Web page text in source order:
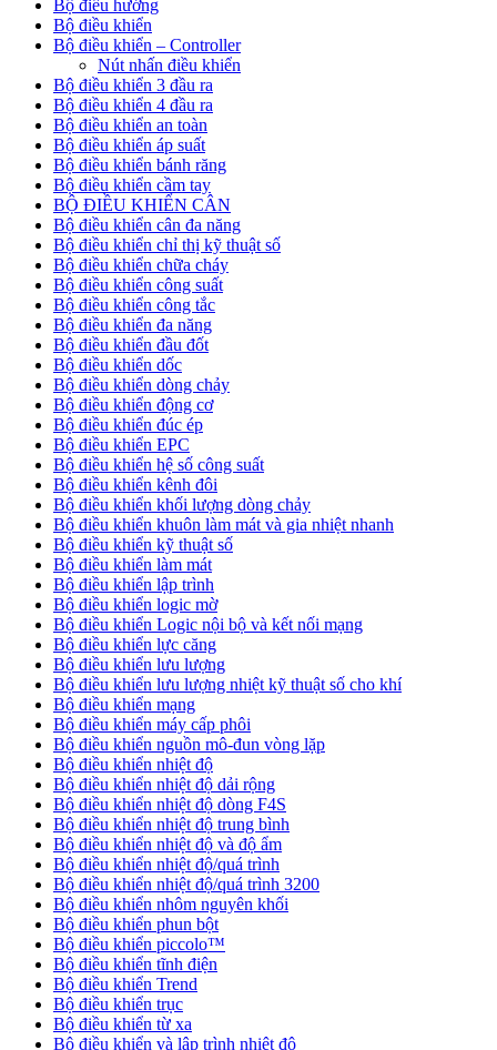
Bộ điều hướng
Bộ điều khiển
Bộ điều khiển – Controller
Nút nhấn điều khiển
Bộ điều khiển 3 đầu ra
Bộ điều khiển 4 đầu ra
Bộ điều khiển an toàn
Bộ điều khiển áp suất
Bộ điều khiển bánh răng
Bộ điều khiển cầm tay
BỘ ĐIỀU KHIỂN CÂN
Bộ điều khiển cân đa năng
Bộ điều khiển chỉ thị kỹ thuật số
Bộ điều khiển chữa cháy
Bộ điều khiển công suất
Bộ điều khiển công tắc
Bộ điều khiển đa năng
Bộ điều khiển đầu đốt
Bộ điều khiển dốc
Bộ điều khiển dòng chảy
Bộ điều khiển động cơ
Bộ điều khiển đúc ép
Bộ điều khiển EPC
Bộ điều khiển hệ số công suất
Bộ điều khiển kênh đôi
Bộ điều khiển khối lượng dòng chảy
Bộ điều khiển khuôn làm mát và gia nhiệt nhanh
Bộ điều khiển kỹ thuật số
Bộ điều khiển làm mát
Bộ điều khiển lập trình
Bộ điều khiển logic mờ
Bộ điều khiển Logic nội bộ và kết nối mạng
Bộ điều khiển lực căng
Bộ điều khiển lưu lượng
Bộ điều khiển lưu lượng nhiệt kỹ thuật số cho khí
Bộ điều khiển mạng
Bộ điều khiển máy cấp phôi
Bộ điều khiển nguồn mô-đun vòng lặp
Bộ điều khiển nhiệt độ
Bộ điều khiển nhiệt độ dải rộng
Bộ điều khiển nhiệt độ dòng F4S
Bộ điều khiển nhiệt độ trung bình
Bộ điều khiển nhiệt độ và độ ẩm
Bộ điều khiển nhiệt độ/quá trình
Bộ điều khiển nhiệt độ/quá trình 3200
Bộ điều khiển nhôm nguyên khối
Bộ điều khiển phun bột
Bộ điều khiển piccolo™
Bộ điều khiển tĩnh điện
Bộ điều khiển Trend
Bộ điều khiển trục
Bộ điều khiển từ xa
Bộ điều khiển và lập trình nhiệt độ